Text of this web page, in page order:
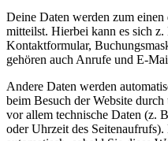
Deine Daten werden zum einen
mitteilst. Hierbei kann es sich
Kontaktformular,
gehören auch Anrufe und E-
Andere Daten werden
beim Besuch der Website durch
vor allem technische Daten (z.
oder Uhrzeit des